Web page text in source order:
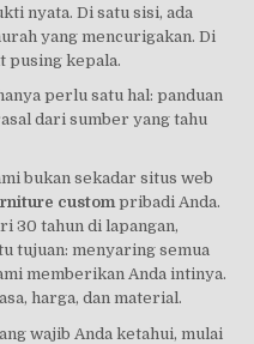
nyata. Di satu sisi, ada
yang mencurigakan. Di
pusing kepala.
perlu satu hal: panduan
dari sumber yang tahu
bukan sekadar situs web
custompribadi Anda.
30 tahun di lapangan,
tujuan: menyaring semua
memberikan Anda intinya.
harga, dan material.
wajib Anda ketahui, mulai